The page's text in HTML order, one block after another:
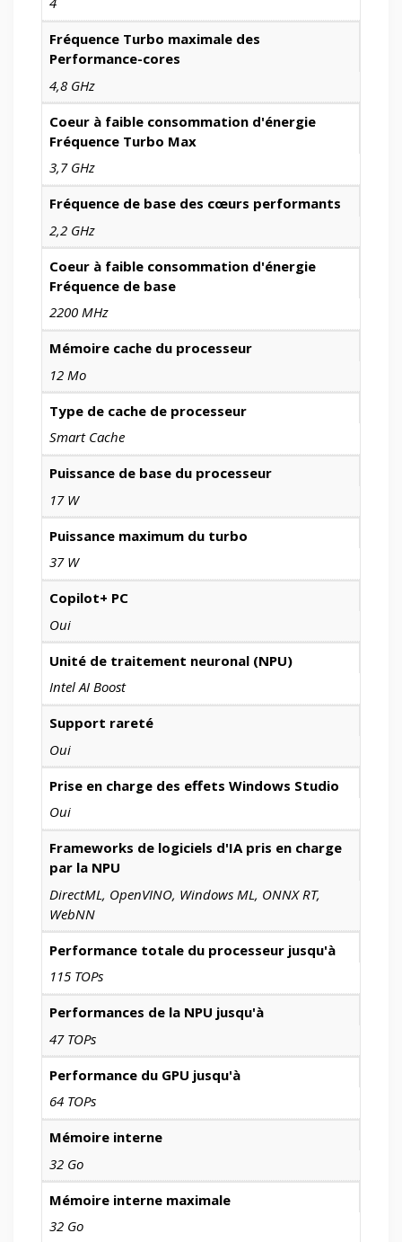
Fréquence Turbo maximale des
Performance-cores
4,8 GHz
Coeur à faible consommation d'énergie
Fréquence Turbo Max
3,7 GHz
Fréquence de base des cœurs performants
2,2 GHz
Coeur à faible consommation d'énergie
Fréquence de base
2200 MHz
Mémoire cache du processeur
12 Mo
Type de cache de processeur
Smart Cache
Puissance de base du processeur
17 W
Puissance maximum du turbo
37 W
Copilot+ PC
Oui
Unité de traitement neuronal (NPU)
Intel AI Boost
Support rareté
Oui
Prise en charge des effets Windows Studio
Oui
Frameworks de logiciels d'IA pris en charge
par la NPU
DirectML, OpenVINO, Windows ML, ONNX RT,
WebNN
Performance totale du processeur jusqu'à
115 TOPs
Performances de la NPU jusqu'à
47 TOPs
Performance du GPU jusqu'à
64 TOPs
Mémoire interne
32 Go
Mémoire interne maximale
32 Go